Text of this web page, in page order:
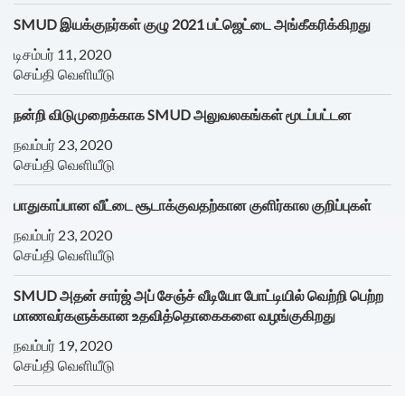
SMUD இயக்குநர்கள் குழு 2021 பட்ஜெட்டை அங்கீகரிக்கிறது
டிசம்பர் 11, 2020
செய்தி வெளியீடு
நன்றி விடுமுறைக்காக SMUD அலுவலகங்கள் மூடப்பட்டன
நவம்பர் 23, 2020
செய்தி வெளியீடு
பாதுகாப்பான வீட்டை சூடாக்குவதற்கான குளிர்கால குறிப்புகள்
நவம்பர் 23, 2020
செய்தி வெளியீடு
SMUD அதன் சார்ஜ் அப் சேஞ்ச் வீடியோ போட்டியில் வெற்றி பெற்ற
மாணவர்களுக்கான உதவித்தொகைகளை வழங்குகிறது
நவம்பர் 19, 2020
செய்தி வெளியீடு